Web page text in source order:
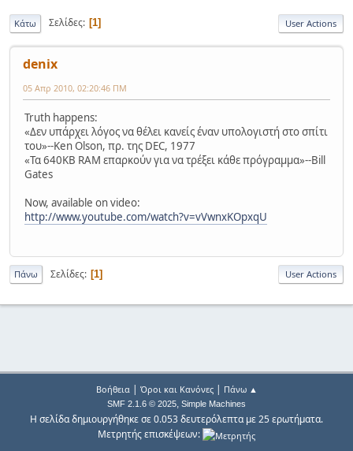
Κάτω Σελίδες 1 User Actions
denix
05 Απρ 2010, 02:20:46 ΠΜ
Truth happens:
«Δεν υπάρχει λόγος να θέλει κανείς έναν υπολογιστή στο σπίτι
του»--Ken Olson, πρ. της DEC, 1977
«Τα 640KB RAM επαρκούν για να τρέξει κάθε πρόγραμμα»--Bill
Gates
Now, available on video:
http://www.youtube.com/watch?v=vVwnxKOpxqU
Πάνω Σελίδες 1 User Actions
Βοήθεια| Όροι και Κανόνες| Πάνω ▲
SMF 2.1.6 © 2025, Simple Machines
Η σελίδα δημιουργήθηκε σε 0.053 δευτερόλεπτα με 25 ερωτήματα.
Μετρητής επισκέψεων: